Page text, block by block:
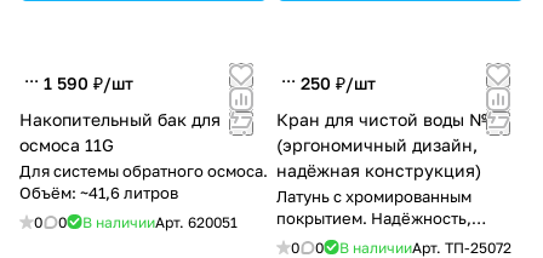
1 590 ₽/шт
Накопительный бак для
осмоса 11G
Для системы обратного осмоса.
Объём: ~41,6 литров
0 0 В наличииАрт. 620051
250 ₽/шт
Кран для чистой воды №3
(эргономичный дизайн,
надёжная конструкция)
Латунь с хромированным
покрытием. Надёжность,
герметичность, плавный ход.
0 0 В наличииАрт. ТП-25072